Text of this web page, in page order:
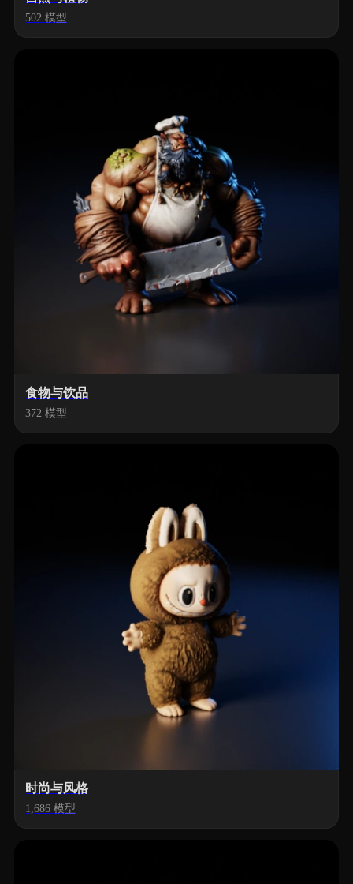
502 模型
食物与饮品
372 模型
时尚与风格
1,686 模型